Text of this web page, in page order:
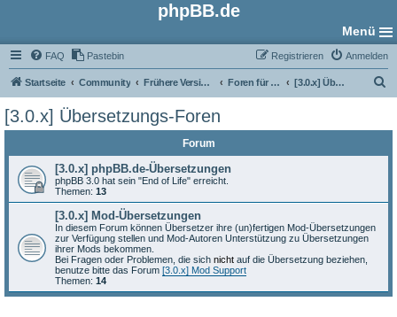
phpBB.de
Menü
FAQ Pastebin Anmelden
Registrieren
Startseite Community Frühere Versionen Foren für phpBB 3.0 [3.0.x] Übersetzungs-Foren
[3.0.x] Übersetzungs-Foren
Forum
[3.0.x] phpBB.de-Übersetzungen
phpBB 3.0 hat sein "End of Life" erreicht.
Themen: 13
[3.0.x] Mod-Übersetzungen
In diesem Forum können Übersetzer ihre (un)fertigen Mod-Übersetzungen
zur Verfügung stellen und Mod-Autoren Unterstützung zu Übersetzungen
ihrer Mods bekommen.
Bei Fragen oder Problemen, die sich nicht auf die Übersetzung beziehen,
benutze bitte das Forum [3.0.x] Mod Support
Themen: 14